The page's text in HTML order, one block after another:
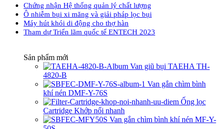
Chứng nhận Hệ thống quản lý chất lượng
Ô nhiễm bụi xi măng và giải pháp lọc bụi
Máy hút khói di động cho thợ hàn
Tham dự Triển lãm quốc tế ENTECH 2023
Sản phẩm mới
Van giũ bụi TAEHA TH-
4820-B
Van gắn chìm bình
khí nén DMF-Y-76S
Ống lọc
Cartridge Khớp nối nhanh
Van gắn chìm bình khí nén MF-Y-